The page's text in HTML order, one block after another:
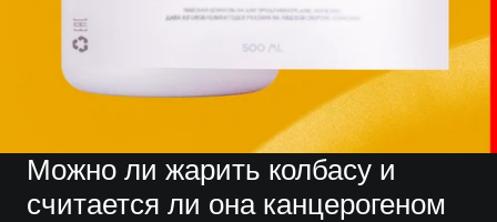
Можно ли жарить колбасу и
считается ли она канцерогеном